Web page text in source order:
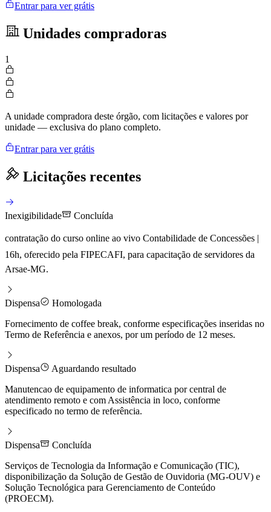
Entrar para ver grátis
Unidades compradoras
1
A unidade compradora deste órgão, com licitações e valores por
unidade — exclusiva do plano completo.
Entrar para ver grátis
Licitações recentes
Inexigibilidade Concluída
contratação do curso online ao vivo Contabilidade de Concessões |
16h, oferecido pela FIPECAFI, para capacitação de servidores da
Arsae-MG.
Dispensa
Homologada
Fornecimento de coffee break, conforme especificações inseridas no
Termo de Referência e anexos, por um período de 12 meses.
Dispensa
Aguardando resultado
Manutencao de equipamento de informatica por central de
atendimento remoto e com Assistência in loco, conforme
especificado no termo de referência.
Dispensa
Concluída
Serviços de Tecnologia da Informação e Comunicação (TIC),
disponibilização da Solução de Gestão de Ouvidoria (MG-OUV) e
Solução Tecnológica para Gerenciamento de Conteúdo
(PROECM).